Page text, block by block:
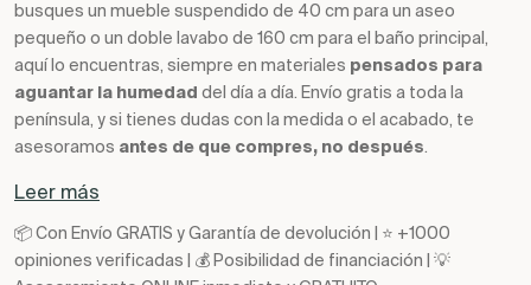
busques un mueble suspendido de 40 cm para un aseo
pequeño o un doble lavabo de 160 cm para el baño principal,
aquí lo encuentras, siempre en materiales pensados para
aguantar la humedad del día a día. Envío gratis a toda la
península, y si tienes dudas con la medida o el acabado, te
asesoramos antes de que compres, no después.
Leer más
📦 Con Envío GRATIS y Garantía de devolución | ⭐ +1000
opiniones verificadas | 💰 Posibilidad de financiación | 💡